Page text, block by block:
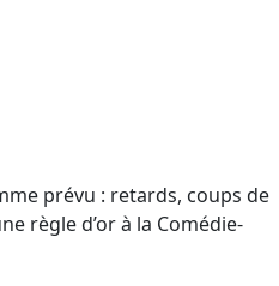
prévu : retards, coups de
règle d’or à la Comédie-